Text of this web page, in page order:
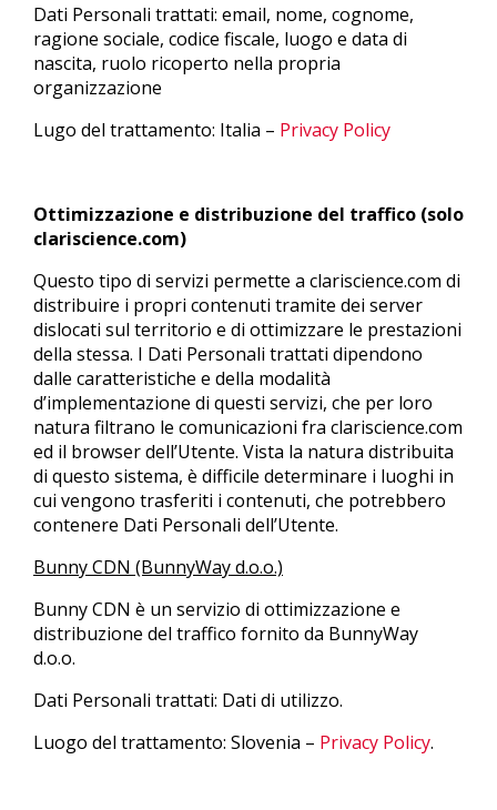
Dati Personali trattati: email, nome, cognome,
ragione sociale, codice fiscale, luogo e data di
nascita, ruolo ricoperto nella propria
organizzazione
Lugo del trattamento: Italia – Privacy Policy
Ottimizzazione e distribuzione del traffico (solo
clariscience.com)
Questo tipo di servizi permette a clariscience.com di
distribuire i propri contenuti tramite dei server
dislocati sul territorio e di ottimizzare le prestazioni
della stessa. I Dati Personali trattati dipendono
dalle caratteristiche e della modalità
d’implementazione di questi servizi, che per loro
natura filtrano le comunicazioni fra clariscience.com
ed il browser dell’Utente. Vista la natura distribuita
di questo sistema, è difficile determinare i luoghi in
cui vengono trasferiti i contenuti, che potrebbero
contenere Dati Personali dell’Utente.
Bunny CDN (BunnyWay d.o.o.)
Bunny CDN è un servizio di ottimizzazione e
distribuzione del traffico fornito da BunnyWay
d.o.o.
Dati Personali trattati: Dati di utilizzo.
Luogo del trattamento: Slovenia – Privacy Policy.